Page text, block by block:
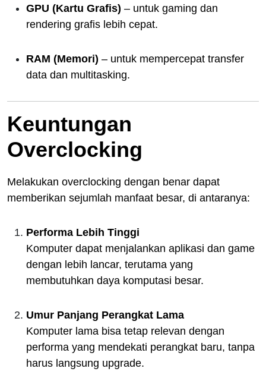
GPU (Kartu Grafis) – untuk gaming dan
rendering grafis lebih cepat.
RAM (Memori) – untuk mempercepat transfer
data dan multitasking.
Keuntungan
Overclocking
Melakukan overclocking dengan benar dapat
memberikan sejumlah manfaat besar, di antaranya:
Performa Lebih Tinggi
Komputer dapat menjalankan aplikasi dan game
dengan lebih lancar, terutama yang
membutuhkan daya komputasi besar.
Umur Panjang Perangkat Lama
Komputer lama bisa tetap relevan dengan
performa yang mendekati perangkat baru, tanpa
harus langsung upgrade.